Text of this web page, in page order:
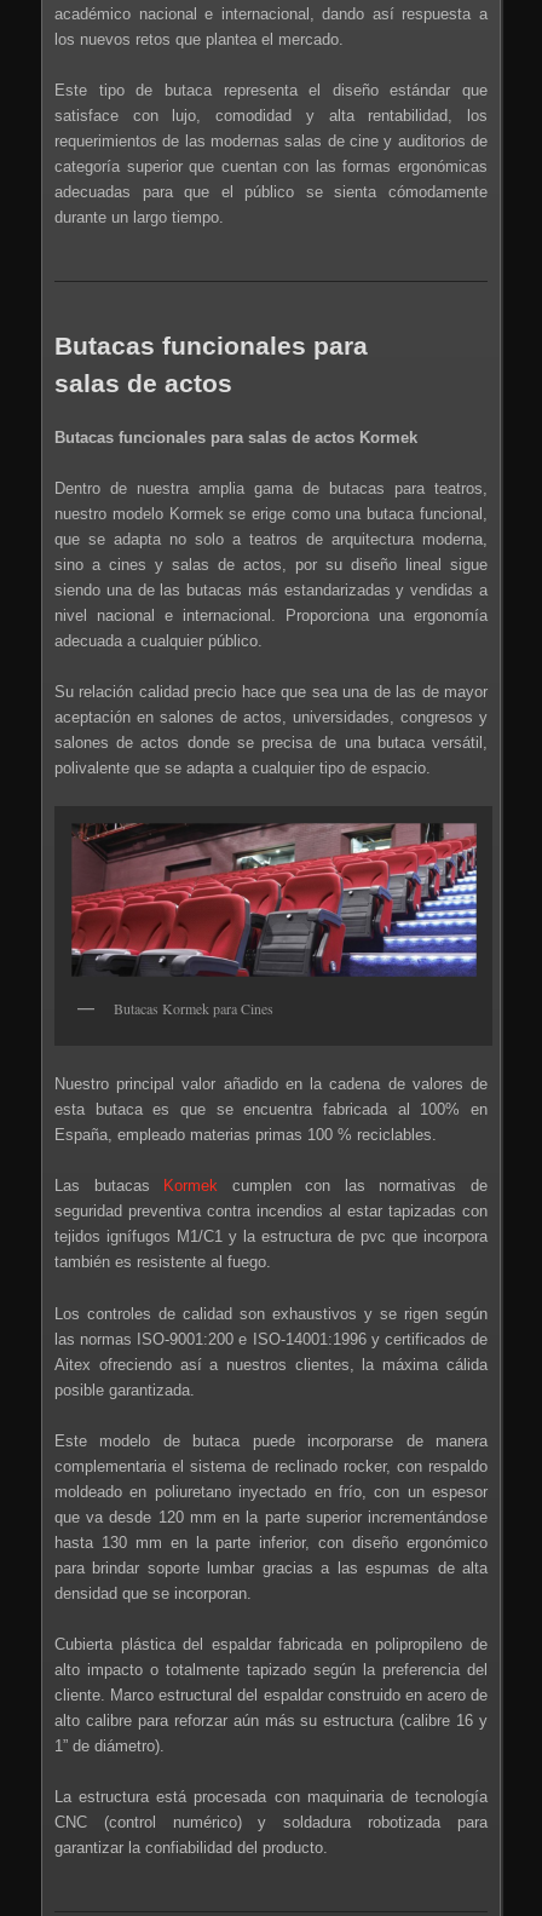
académico nacional e internacional, dando así respuesta a
los nuevos retos que plantea el mercado.
Este tipo de butaca representa el diseño estándar que
satisface con lujo, comodidad y alta rentabilidad, los
requerimientos de las modernas salas de cine y auditorios de
categoría superior que cuentan con las formas ergonómicas
adecuadas para que el público se sienta cómodamente
durante un largo tiempo.
Butacas funcionales para
salas de actos
Butacas funcionales para salas de actos Kormek
Dentro de nuestra amplia gama de butacas para teatros,
nuestro modelo Kormek se erige como una butaca funcional,
que se adapta no solo a teatros de arquitectura moderna,
sino a cines y salas de actos, por su diseño lineal sigue
siendo una de las butacas más estandarizadas y vendidas a
nivel nacional e internacional. Proporciona una ergonomía
adecuada a cualquier público.
Su relación calidad precio hace que sea una de las de mayor
aceptación en salones de actos, universidades, congresos y
salones de actos donde se precisa de una butaca versátil,
polivalente que se adapta a cualquier tipo de espacio.
Butacas Kormek para Cines
Nuestro principal valor añadido en la cadena de valores de
esta butaca es que se encuentra fabricada al 100% en
España, empleado materias primas 100 % reciclables.
Las butacas Kormek cumplen con las normativas de
seguridad preventiva contra incendios al estar tapizadas con
tejidos ignífugos M1/C1 y la estructura de pvc que incorpora
también es resistente al fuego.
Los controles de calidad son exhaustivos y se rigen según
las normas ISO-9001:200 e ISO-14001:1996 y certificados de
Aitex ofreciendo así a nuestros clientes, la máxima cálida
posible garantizada.
Este modelo de butaca puede incorporarse de manera
complementaria el sistema de reclinado rocker, con respaldo
moldeado en poliuretano inyectado en frío, con un espesor
que va desde 120 mm en la parte superior incrementándose
hasta 130 mm en la parte inferior, con diseño ergonómico
para brindar soporte lumbar gracias a las espumas de alta
densidad que se incorporan.
Cubierta plástica del espaldar fabricada en polipropileno de
alto impacto o totalmente tapizado según la preferencia del
cliente. Marco estructural del espaldar construido en acero de
alto calibre para reforzar aún más su estructura (calibre 16 y
1” de diámetro).
La estructura está procesada con maquinaria de tecnología
CNC (control numérico) y soldadura robotizada para
garantizar la confiabilidad del producto.